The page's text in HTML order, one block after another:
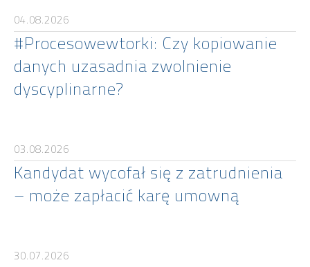
04.08.2026
#Procesowewtorki: Czy kopiowanie
danych uzasadnia zwolnienie
dyscyplinarne?
03.08.2026
Kandydat wycofał się z zatrudnienia
– może zapłacić karę umowną
30.07.2026